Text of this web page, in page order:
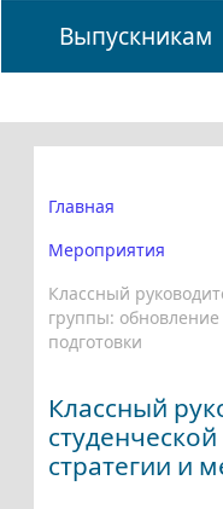
Выпускникам
Главная
Мероприятия
Классный
группы:
подготовки
Классный
стратегии и